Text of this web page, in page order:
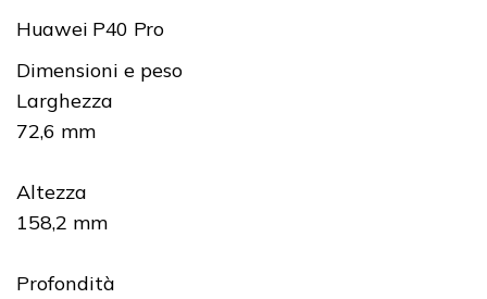
Huawei P40 Pro
Dimensioni e peso
Larghezza
72,6 mm
Altezza
158,2 mm
Profondità